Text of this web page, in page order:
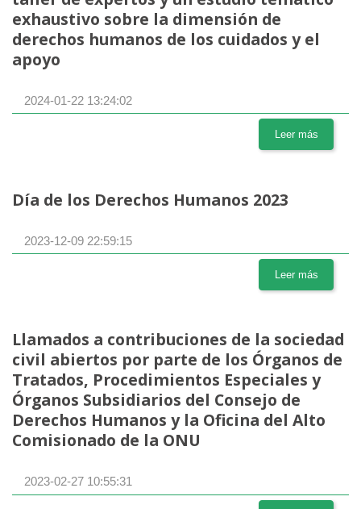
exhaustivo sobre la dimensión de
derechos humanos de los cuidados y el
apoyo
2024-01-22 13:24:02
Leer más
Día de los Derechos Humanos 2023
2023-12-09 22:59:15
Leer más
Llamados a contribuciones de la sociedad
civil abiertos por parte de los Órganos de
Tratados, Procedimientos Especiales y
Órganos Subsidiarios del Consejo de
Derechos Humanos y la Oficina del Alto
Comisionado de la ONU
2023-02-27 10:55:31